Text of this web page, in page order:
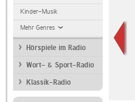
Kinder-Musik
Mehr Genres
Hörspiele im Radio
Wort- & Sport-Radio
Klassik-Radio
Bayern 2